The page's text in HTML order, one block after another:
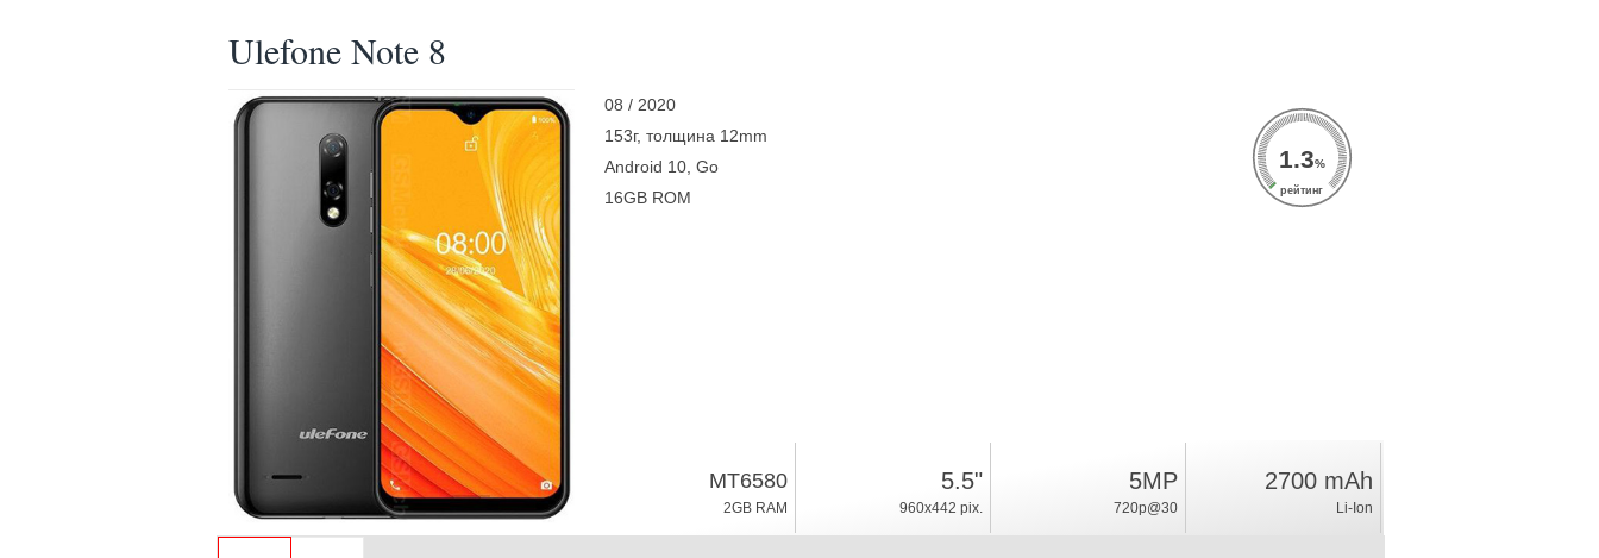
Ulefone Note 8
08 / 2020
153г, толщина 12mm
Android 10, Go
16GB ROM
1.3%
рейтинг
MT6580
2GB RAM
5.5"
960x442 pix.
5MP
720p@30
2700 mAh
Li-Ion